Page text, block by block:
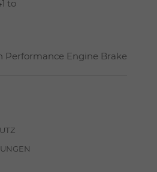
to
Performance Engine Brake